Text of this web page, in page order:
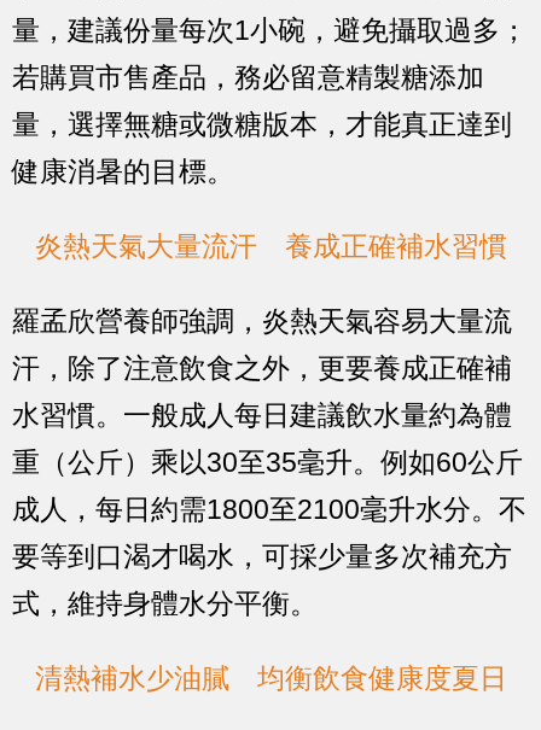
量，建議份量每次1小碗，避免攝取過多；
若購買市售產品，務必留意精製糖添加
量，選擇無糖或微糖版本，才能真正達到
健康消暑的目標。
炎熱天氣大量流汗 養成正確補水習慣
羅孟欣營養師強調，炎熱天氣容易大量流
汗，除了注意飲食之外，更要養成正確補
水習慣。一般成人每日建議飲水量約為體
重（公斤）乘以30至35毫升。例如60公斤
成人，每日約需1800至2100毫升水分。不
要等到口渴才喝水，可採少量多次補充方
式，維持身體水分平衡。
清熱補水少油膩 均衡飲食健康度夏日